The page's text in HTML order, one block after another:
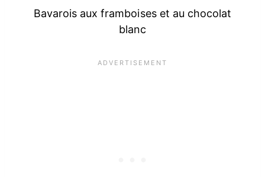
Bavarois aux framboises et au chocolat
blanc